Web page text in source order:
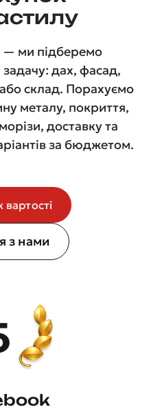
— ми підберемо
дах, фасад,
склад. Порахуємо
металу, покриття,
доставку та
за бюджетом.
з нами